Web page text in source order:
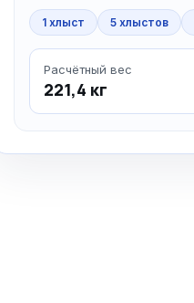
1 хлыст 5 хлыстов
Расчётный вес
221,4 кг